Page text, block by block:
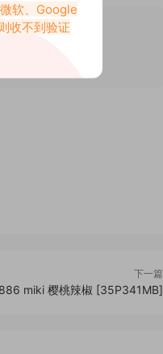
下一篇
miki 樱桃辣椒 [35P341MB]
软、Google
收不到验证